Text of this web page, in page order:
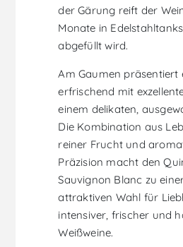
der Gärung reift der
Monate in
abgefüllt wird.
Am Gaumen präsentiert
erfrischend mit
einem delikaten,
Die Kombination aus
reiner Frucht und
Präzision macht den
Sauvignon Blanc zu
attraktiven Wahl für
intensiver, frischer und
Weißweine.